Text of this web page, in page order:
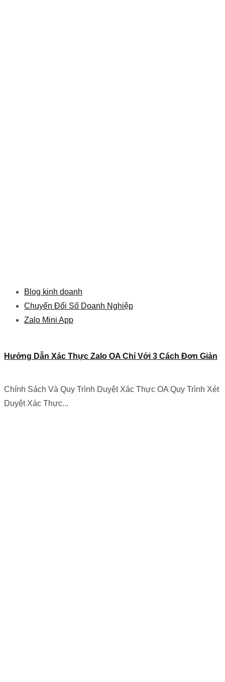
Blog kinh doanh
Chuyển Đổi Số Doanh Nghiệp
Zalo Mini App
Hướng Dẫn Xác Thực Zalo OA Chỉ Với 3 Cách Đơn Giản
Chính Sách Và Quy Trình Duyệt Xác Thực OA Quy Trình Xét
Duyệt Xác Thực...